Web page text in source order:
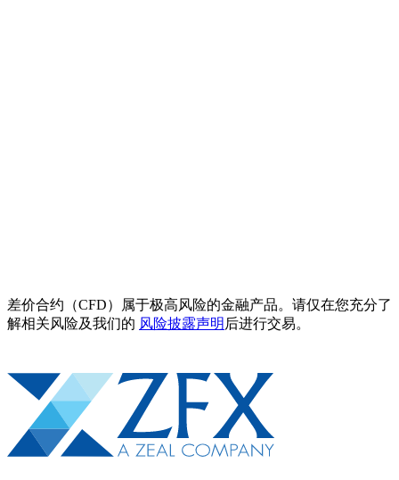
差价合约（CFD）属于极高风险的金融产品。请仅在您充分了
解相关风险及我们的 风险披露声明 后进行交易。